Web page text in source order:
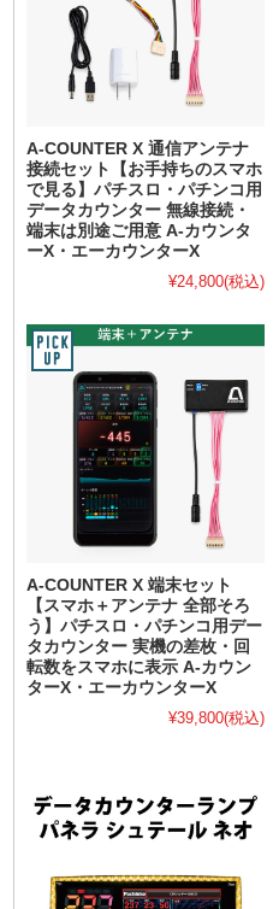
A-COUNTER X 通信アンテナ
接続セット【お手持ちのスマホ
で見る】パチスロ・パチンコ用
データカウンター 無線接続・
端末は別途ご用意 A-カウンタ
ーX・エーカウンターX
¥24,800(税込)
A-COUNTER X 端末セット
【スマホ＋アンテナ 全部そろ
う】パチスロ・パチンコ用デー
タカウンター 実機の差枚・回
転数をスマホに表示 A-カウン
ターX・エーカウンターX
¥39,800(税込)